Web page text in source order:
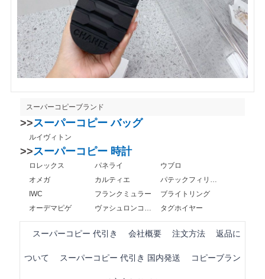
スーパーコピーブランド
>>スーパーコピー バッグ
ルイヴィトン
>>スーパーコピー 時計
ロレックス パネライ
ウブロ
オメガ
カルティエ
IWC
フランクミュラー
ブライトリング
オーデマピゲ
タグホイヤー
スーパーコピー 代引き 会社概要 注文方法 返品に
ついて スーパーコピー 代引き 国内発送 コピーブラン